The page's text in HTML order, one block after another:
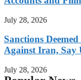
July 28, 2026
Sanctions
Against Iran, Say
July 28, 2026